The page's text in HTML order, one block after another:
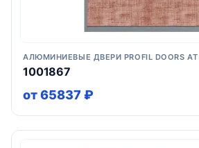
АЛЮМИНИЕВЫЕ ДВЕРИ PROFIL DOORS AT
1001867
от 65837 ₽